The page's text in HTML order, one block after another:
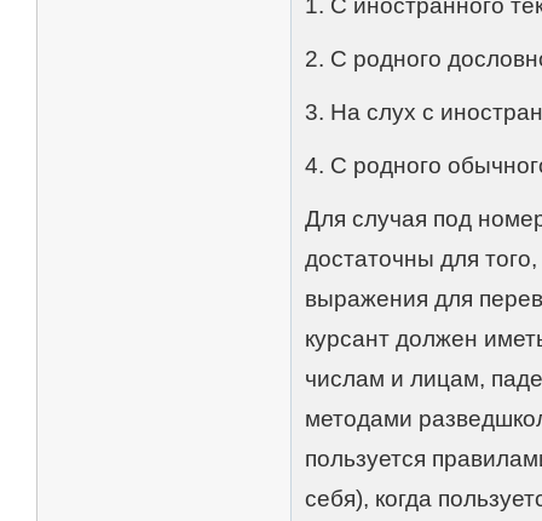
1. С иностранного
2. С родного
3. На слух с
4. С родного
Для случая под
достаточны для
выражения для
курсант должен
числам и лицам,
методами
пользуется
себя), когда